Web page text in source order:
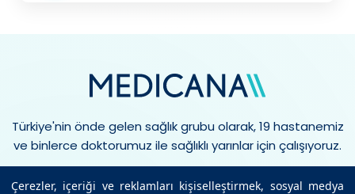
Çerezler, içeriği ve reklamları kişiselleştirmek, sosyal medya
Türkiye'nin önde gelen sağlık grubu olarak, 19 hastanemiz
ve binlerce doktorumuz ile sağlıklı yarınlar için çalışıyoruz.